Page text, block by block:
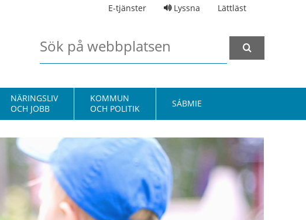
E-tjänster Lyssna Lättläst
NÄRINGSLIV
OCH JOBB
KOMMUN
OCH POLITIK
SÁBMIE